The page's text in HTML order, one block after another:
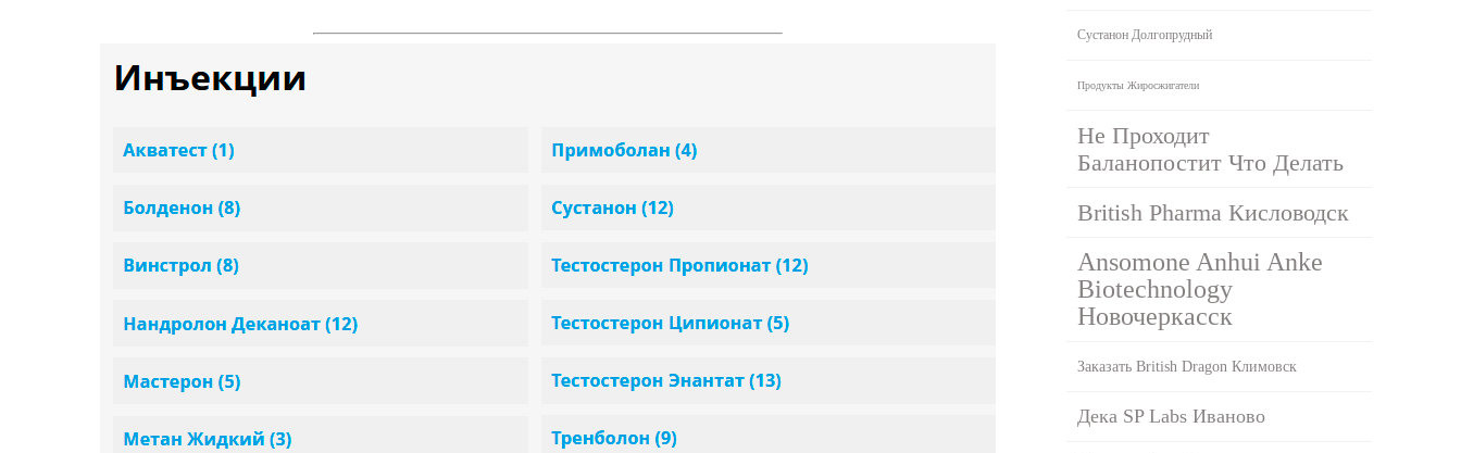
Сустанон Долгопрудный
Продукты Жиросжигатели
Не Проходит
Баланопостит Что Делать
British Pharma Кисловодск
Ansomone Anhui Anke
Biotechnology
Новочеркасск
Заказать British Dragon Климовск
Дека SP Labs Иваново